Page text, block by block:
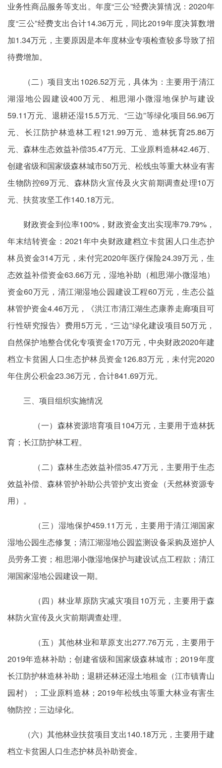
业务性商品服务等支出。年度“三公”经费决算情况：2020年
度“三公”经费支出合计14.36万元，同比2019年度决算数增
加1.34万元，主要原因是本年度林业专项检查较多导致了招
待费增加。
（二）项目支出1026.52万元，具体为：主要用于清江
湖湿地公园建设400万元、相思湖小微湿地保护与建设
59.11万元、退耕还湿15.5万元、“三边”等绿化项目56.96万
元、长江防护林造林工程121.99万元、造林抚育25.86万
元、森林生态效益补偿35.47万元、工业原料造林42.46万、
创建省级和国家级森林城市50万元、松线虫等重大林业有害
生物防控69万元、森林防火宣传及火灾前期调查处理10万
元、扶贫攻坚工作140.18万元。
财政资金到位率100%，财政资金支出实现率79.79%，
年末结转资金：2021年中央财政建档立卡贫困人口生态护
林员资金314万元，未付完2020年医疗保险24.39万元，生
态效益补偿资金63.66万元，湿地补助（相思湖小微湿地）
资金60万元，清江湖湿地公园建设工程60万元，生态公益
林管护资金4.46万元，《洪江市清江湖生态康养走廊项目可
行性研究报告》费用5万元，“三边”绿化建设项目50万元，
自然保护地整合优化专项资金170万元，中央财政2020年建
档立卡贫困人口生态护林员资金126.83万元，未付完2020
年住房公积金23.36万元，合计841.69万元。
三、项目组织实施情况
（一）森林资源培育项目104万元，主要用于造林抚
育；长江防护林工程。
（二）森林生态效益补偿35.47万元，主要用于生态
效益补偿、森林管护补助公共管护支出资金（天然林资源专
用）。
（三）湿地保护459.11万元，主要用于清江湖国家
湿地公园生态修复；清江湖湿地公园监测设备采购及巡护人
员劳务工资；相思湖小微湿地保护与建设试点工程款；清江
湖国家湿地公园建设一期。
（四）林业草原防灾减灾项目10万元，主要用于森
林防火宣传及火灾前期调查处理。
（五）其他林业和草原支出277.76万元，主要用于
2019年造林补助；创建省级和国家级森林城市；2019年度
长江防护林造林补助；退耕还林还湿土地租金（江市镇青山
园村）；工业原料造林；2019年松线虫等重大林业有害生
物防控；三边绿化。
（六）其他林业扶贫项目支出140.18万元，主要用于建
档立卡贫困人口生态护林员补助资金。